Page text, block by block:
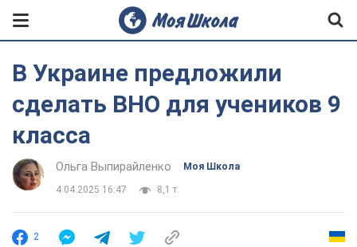
В Украине предложили
сделать ВНО для учеников 9
класса
Ольга Выпирайленко Моя Школа
4.04.2025 16:47 8,1 т.
2